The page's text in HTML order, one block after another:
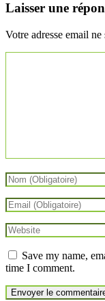
Laisser une
Votre adresse email ne
Save my name,
time I comment.